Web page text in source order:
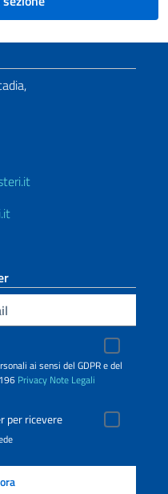
ai sensi del GDPR e del
Privacy Note Legali
per ricevere